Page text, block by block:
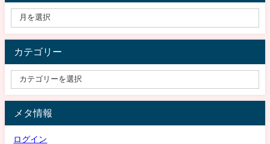
カテゴリー
メタ情報
ログイン